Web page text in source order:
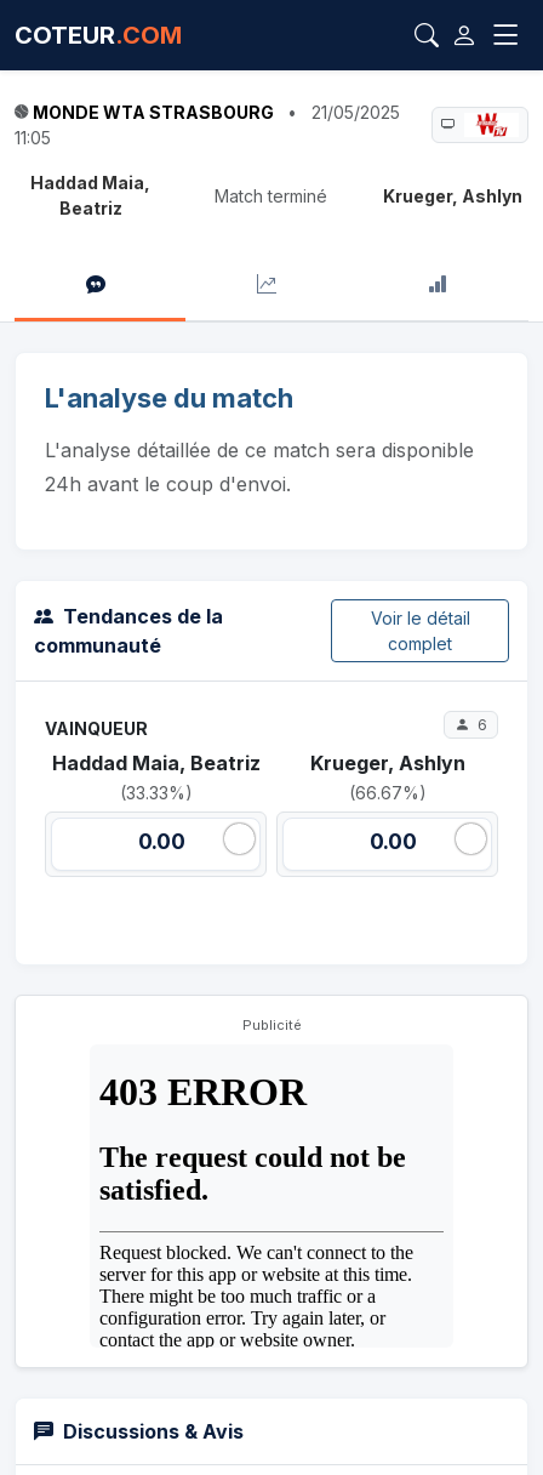
COTEUR.COM
MONDE WTA STRASBOURG •
21/05/2025
11:05
Haddad Maia,
Beatriz
Match terminé Krueger, Ashlyn
L'analyse du match
L'analyse détaillée de ce match sera disponible
24h avant le coup d'envoi.
Tendances de la
communauté
Voir le détail
complet
VAINQUEUR 6
Haddad Maia, Beatriz
(33.33%)
0.00
Krueger, Ashlyn
(66.67%)
0.00
Publicité
Discussions & Avis